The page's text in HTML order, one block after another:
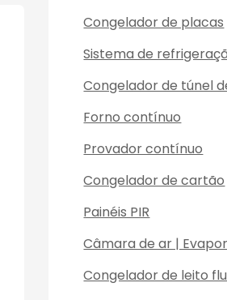
Congelador de placas
Sistema de
Congelador de túnel
Forno contínuo
Provador contínuo
Congelador de cartão
Painéis PIR
Câmara de ar |
Congelador de leito